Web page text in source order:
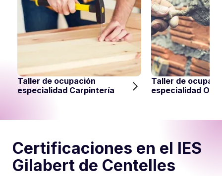
Taller de ocupación
especialidad Carpintería
Taller de
especialidad
Certificaciones en el IES
Gilabert de Centelles